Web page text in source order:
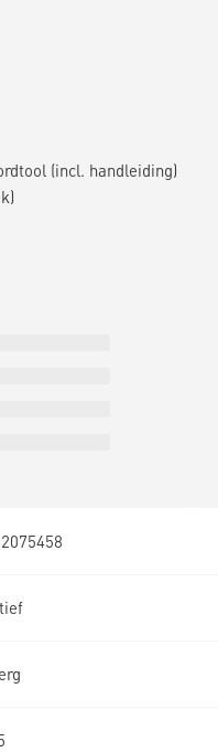
(incl. handleiding)